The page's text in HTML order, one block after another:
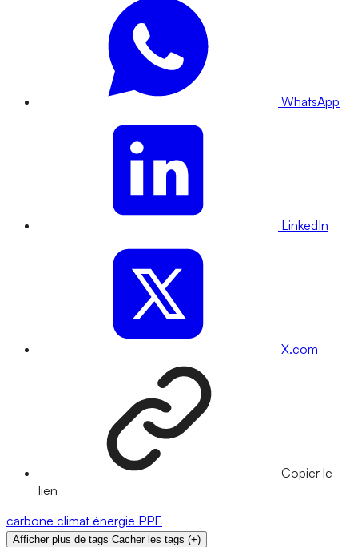
WhatsApp
LinkedIn
X.com
Copier le
lien
carbone climat énergie PPE
Afficher plus de tags Cacher les tags (+)